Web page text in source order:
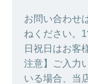
お問い合わせ
ねください。
日祝日はお客
注意】ご入力
いる場合、当